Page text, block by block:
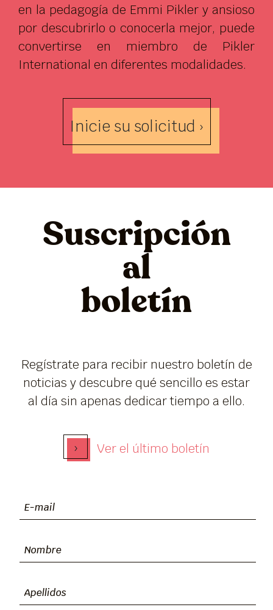
en la pedagogía de Emmi Pikler y ansioso
por descubrirlo o conocerla mejor, puede
convertirse en miembro de Pikler
International en diferentes modalidades.
Inicie su solicitud ›
Suscripción
al
boletín
Regístrate para recibir nuestro boletín de
noticias y descubre qué sencillo es estar
al día sin apenas dedicar tiempo a ello.
› Ver el último boletín